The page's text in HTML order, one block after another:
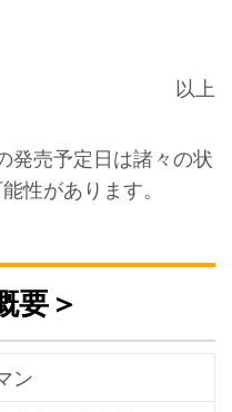
以上
発売予定日は諸々の状
性があります。
要＞
ン